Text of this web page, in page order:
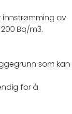
innstrømming av
Bq/m3.
som kan
for å